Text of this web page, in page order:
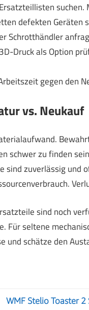
suchen.
defekten Geräten
Schrotthändler
Druck als Option
gegen den
vs. Neukauf
schwer zu finden
sind zuverlässig und
sind noch
Für seltene
und schätze den
WMF Stelio Toaster